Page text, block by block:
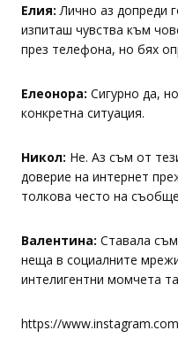
Елия: Лично аз допреди
изпиташ чувства към
през телефона, но бях
Елеонора: Сигурно да,
конкретна ситуация.
Никол: Не. Аз съм от
доверие на интернет
толкова често на
Валентина: Ставала
неща в социалните
интелигентни момчета
https://